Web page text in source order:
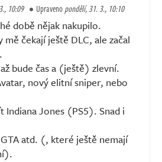
10:09 Upravenopondělí, 31. 3., 10:10
době nějak nakupilo.
čekají ještě DLC, ale začal
bude čas a (ještě) zlevní.
nový elitní sniper, nebo
Indiana Jones (PS5). Snad i
atd. (, které ještě nemají